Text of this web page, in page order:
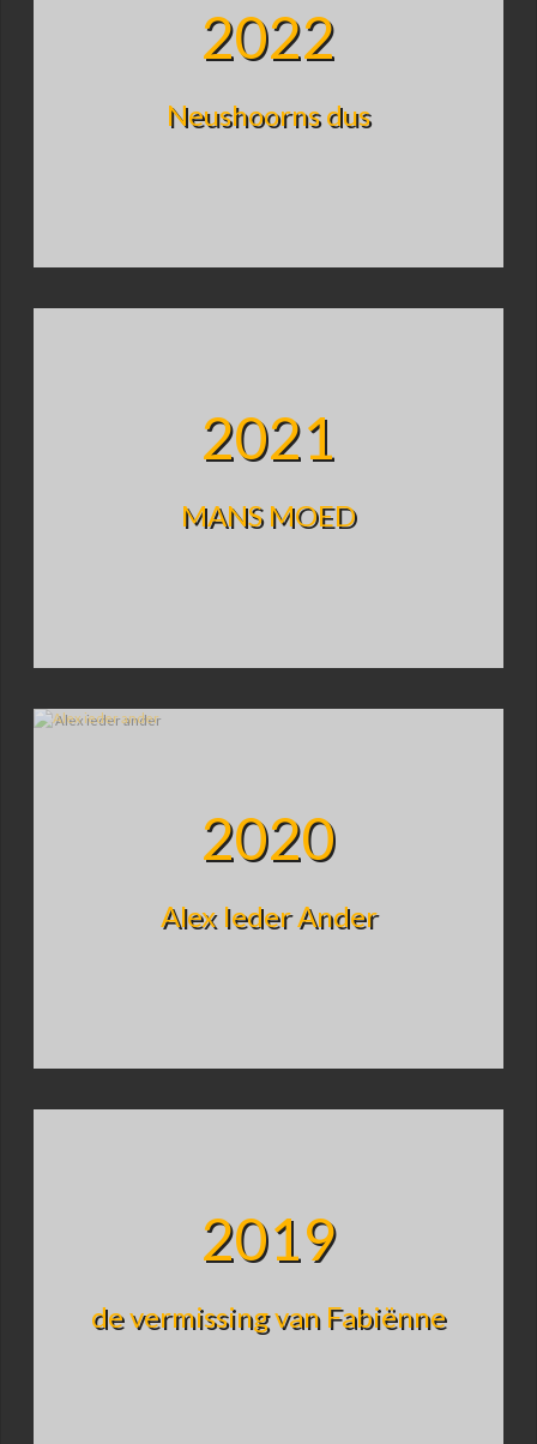
2022
Neushoorns dus
2021
MANS MOED
2020
Alex Ieder Ander
2019
de vermissing van Fabiënne